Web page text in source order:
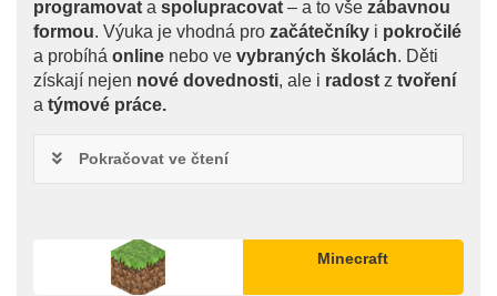
programovat a spolupracovat – a to vše zábavnou
formou. Výuka je vhodná pro začátečníky i pokročilé
a probíhá online nebo ve vybraných školách. Děti
získají nejen nové dovednosti, ale i radost z tvoření
a týmové práce.
Pokračovat ve čtení
Minecraft